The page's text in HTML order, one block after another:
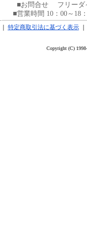
■お問合せ フリーダ
■営業時間 10：00～
｜ 特定商取引法に基づく表示｜
Copyright (C)